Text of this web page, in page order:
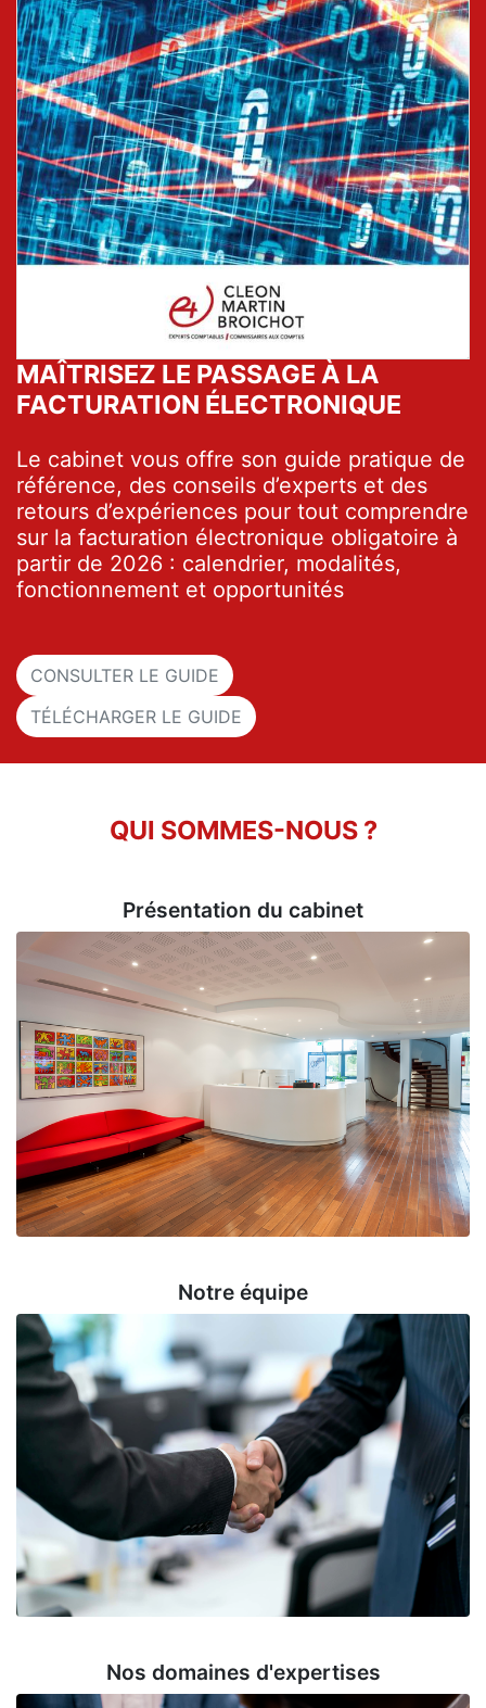
MAÎTRISEZ LE PASSAGE À LA
FACTURATION ÉLECTRONIQUE
retours d’expériences pour tout comprendre
sur la facturation électronique obligatoire à
partir de 2026 : calendrier, modalités,
CONSULTER LE GUIDE
QUI SOMMES-NOUS ?
Présentation du cabinet
Notre équipe